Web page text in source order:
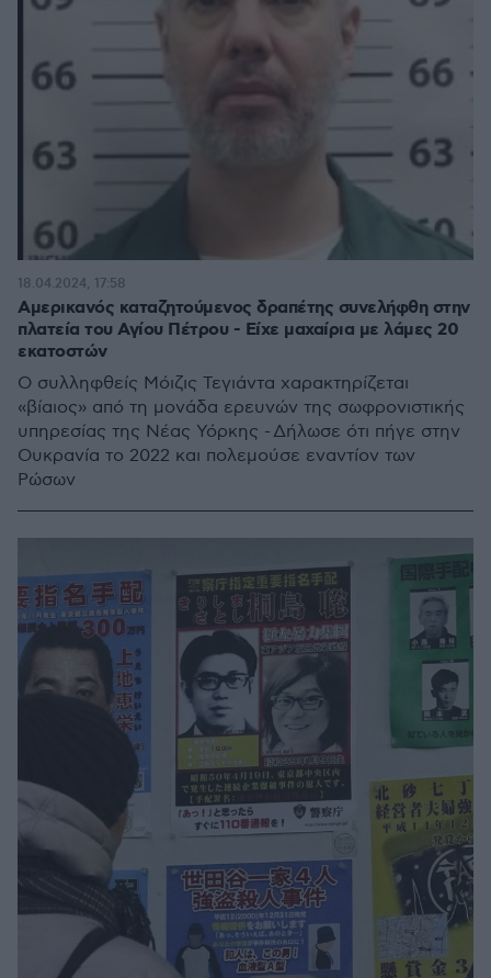
Αμερικανός καταζητούμενος δραπέτης συνελήφθη στην
πλατεία του Αγίου Πέτρου - Είχε μαχαίρια με λάμες 20
εκατοστών
Ο συλληφθείς Μόιζις Τεγιάντα χαρακτηρίζεται
«βίαιος» από τη μονάδα ερευνών της σωφρονιστικής
υπηρεσίας της Νέας Υόρκης - Δήλωσε ότι πήγε στην
Ουκρανία το 2022 και πολεμούσε εναντίον των
Ρώσων
18.04.2024, 17:58